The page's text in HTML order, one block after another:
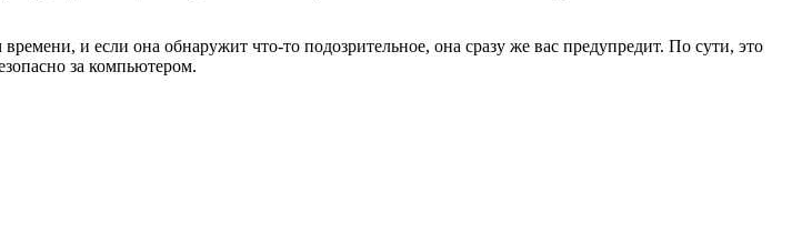
и если она обнаружит что-то подозрительное, она сразу же вас предупредит. По сути, это
за компьютером.